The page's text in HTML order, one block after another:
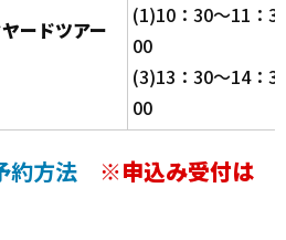
ードツアー
(1)10：30～11：
00
(3)13：30～14：
00
約方法 ※申込み受付は